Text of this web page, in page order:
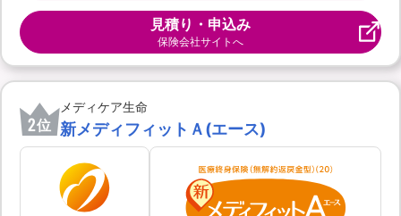
見積り・申込み
保険会社サイトへ
2位
メディケア生命
新メディフィットＡ(エース)